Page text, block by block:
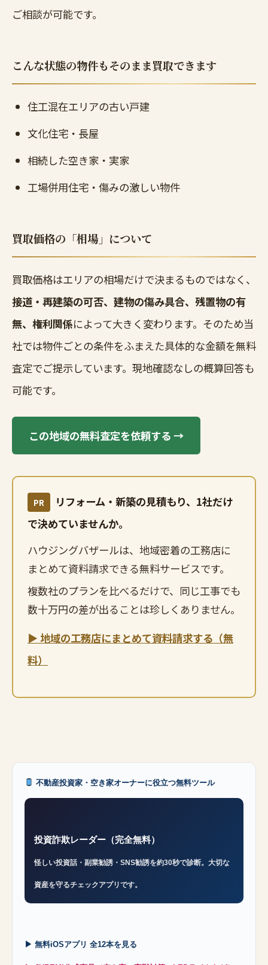
ご相談が可能です。
こんな状態の物件もそのまま買取できます
住工混在エリアの古い戸建
文化住宅・長屋
相続した空き家・実家
工場併用住宅・傷みの激しい物件
買取価格の「相場」について
買取価格はエリアの相場だけで決まるものではなく、
接道・再建築の可否、建物の傷み具合、残置物の有
無、権利関係によって大きく変わります。そのため当
社では物件ごとの条件をふまえた具体的な金額を無料
査定でご提示しています。現地確認なしの概算回答も
可能です。
この地域の無料査定を依頼する →
PR
リフォーム・新築の見積もり、1社だけ
で決めていませんか。
ハウジングバザールは、地域密着の工務店に
まとめて資料請求できる無料サービスです。
複数社のプランを比べるだけで、同じ工事でも
数十万円の差が出ることは珍しくありません。
▶ 地域の工務店にまとめて資料請求する（無
料）
不動産投資家・空き家オーナーに役立つ無料ツール
投資詐欺レーダー（完全無料）
怪しい投資話・副業勧誘・SNS勧誘を約30秒で診断。大切な
資産を守るチェックアプリです。
▶ 無料iOSアプリ 全12本を見る